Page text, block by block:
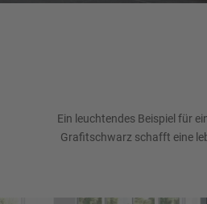
Ein leuchtendes Beispiel für
Grafitschwarz schafft eine